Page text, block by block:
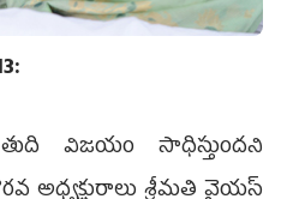
విజయం సాధిస్తుందని